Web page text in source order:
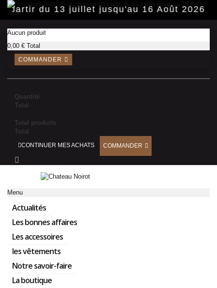
partir du 13 juillet jusqu'au 16 Août 2026.
Aucun produit
0,00 € Total
COMMANDER
Quantité
Total
Total produits
Total
CONTINUER MES ACHATS COMMANDER
Menu
Actualités
Les bonnes affaires
Les accessoires
les vêtements
Notre savoir-faire
La boutique
Panneau de gestion des cookies